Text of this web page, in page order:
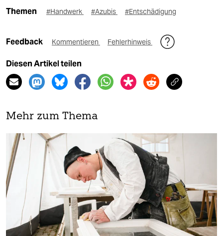
Themen #Handwerk #Azubis #Entschädigung
Feedback Kommentieren Fehlerhinweis
Diesen Artikel teilen
Mehr zum Thema